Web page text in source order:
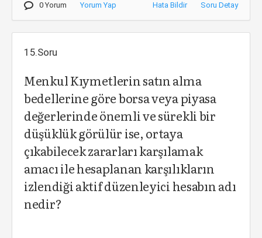
0 Yorum Yorum Yap Hata Bildir Soru Detay
15.Soru
Menkul Kıymetlerin satın alma
bedellerine göre borsa veya piyasa
değerlerinde önemli ve sürekli bir
düşüklük görülür ise, ortaya
çıkabilecek zararları karşılamak
amacı ile hesaplanan karşılıkların
izlendiği aktif düzenleyici hesabın adı
nedir?